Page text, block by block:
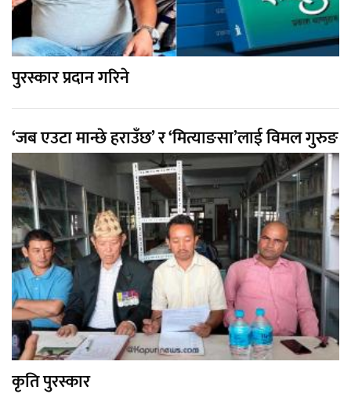
पुरस्कार प्रदान गरिने
‘जब एउटा मान्छे हराउँछ’ र ‘मित्याङसा’लाई विमल गुरुङ
कृति पुरस्कार